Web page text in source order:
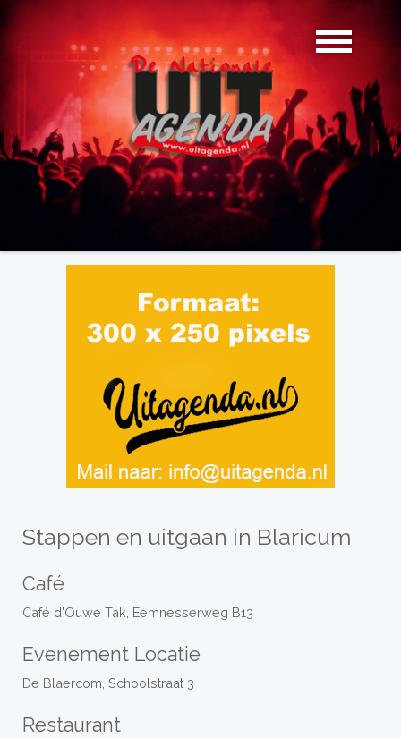
Stappen en uitgaan in Blaricum
Café
Café d'Ouwe Tak, Eemnesserweg B13
Evenement Locatie
De Blaercom, Schoolstraat 3
Restaurant